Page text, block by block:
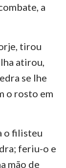
a
tirou
atirou,
se lhe
o rosto em
o filisteu
feriu-o e
mão de